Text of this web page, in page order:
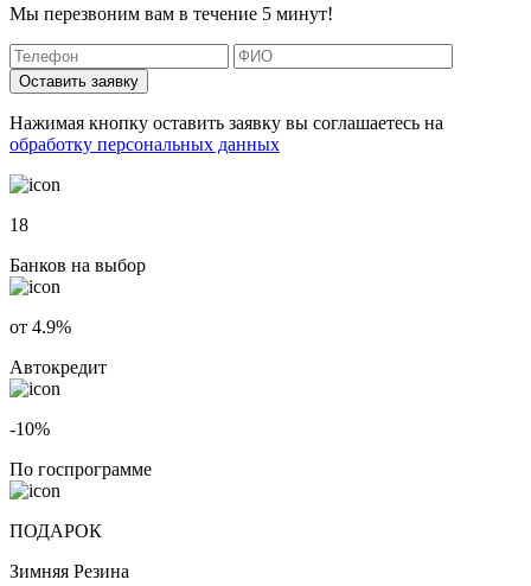
Мы перезвоним вам в течение 5 минут!
Оставить заявку
Нажимая кнопку оставить заявку вы соглашаетесь на
обработку персональных данных
18
Банков на выбор
от 4.9%
Автокредит
-10%
По госпрограмме
ПОДАРОК
Зимняя Резина